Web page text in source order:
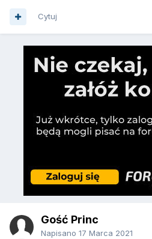
Cytuj
Gość Princ
Napisano 17 Marca 2021